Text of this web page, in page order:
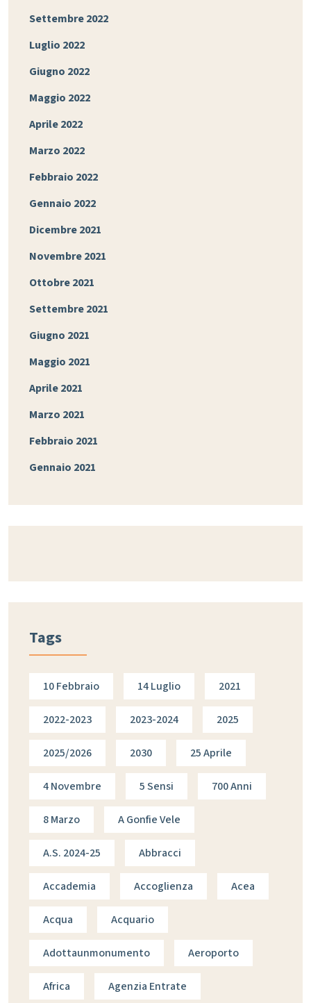
Settembre 2022
Luglio 2022
Giugno 2022
Maggio 2022
Aprile 2022
Marzo 2022
Febbraio 2022
Gennaio 2022
Dicembre 2021
Novembre 2021
Ottobre 2021
Settembre 2021
Giugno 2021
Maggio 2021
Aprile 2021
Marzo 2021
Febbraio 2021
Gennaio 2021
Tags
10 Febbraio 14 Luglio 2021
2022-2023 2023-2024 2025
2025/2026 2030 25 Aprile
4 Novembre 5 Sensi 700 Anni
8 Marzo A Gonfie Vele
A.s. 2024-25 Abbracci
Accademia Accoglienza Acea
Acqua Acquario
Adottaunmonumento Aeroporto
Africa Agenzia Entrate